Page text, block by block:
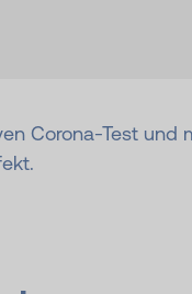
Corona-Test und